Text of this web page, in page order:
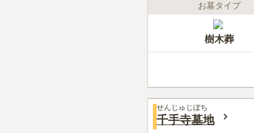
お墓タイプ
樹木葬
せんじゅじぼち
千手寺墓地